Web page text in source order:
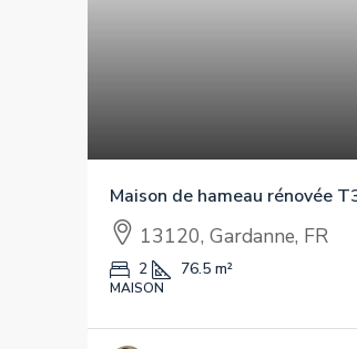
Maison de hameau rénovée
13120, Gardanne, FR
2 76.5 m²
MAISON